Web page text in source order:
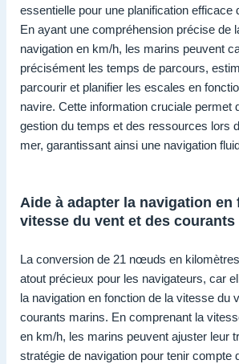
essentielle pour une planification efficace
En ayant une compréhension précise de
navigation en km/h, les marins peuvent
précisément les temps de parcours,
parcourir et planifier les escales en
navire. Cette information cruciale permet
gestion du temps et des ressources lors
mer, garantissant ainsi une navigation
Aide à adapter la navigation en
vitesse du vent et des courants
La conversion de 21 nœuds en
atout précieux pour les navigateurs, car
la navigation en fonction de la vitesse du
courants marins. En comprenant la
en km/h, les marins peuvent ajuster leur
stratégie de navigation pour tenir compte